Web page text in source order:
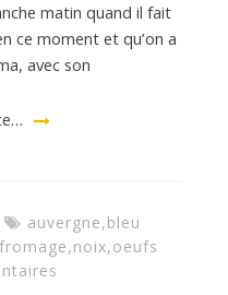
matin quand il fait
ce moment et qu’on a
avec son
auvergne,bleu
fromage,noix,oeufs